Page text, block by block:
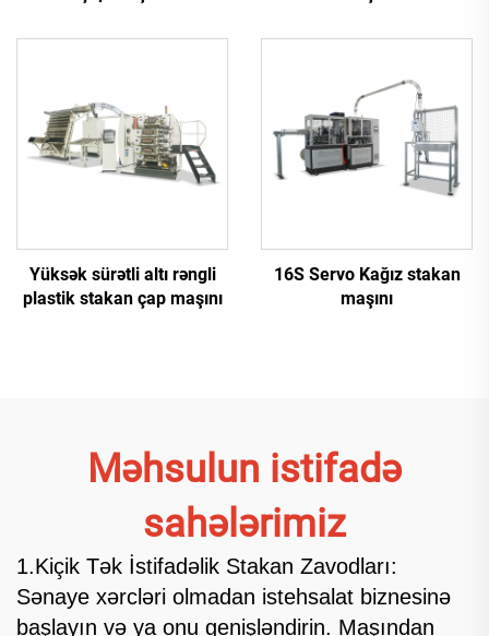
Yüksək sürətli altı rəngli
plastik stakan çap maşını
16S Servo Kağız stakan
maşını
Məhsulun istifadə
sahələrimiz
1.Kiçik Tək İstifadəlik Stakan Zavodları:
Sənaye xərcləri olmadan istehsalat biznesinə
başlayın və ya onu genişləndirin. Maşından